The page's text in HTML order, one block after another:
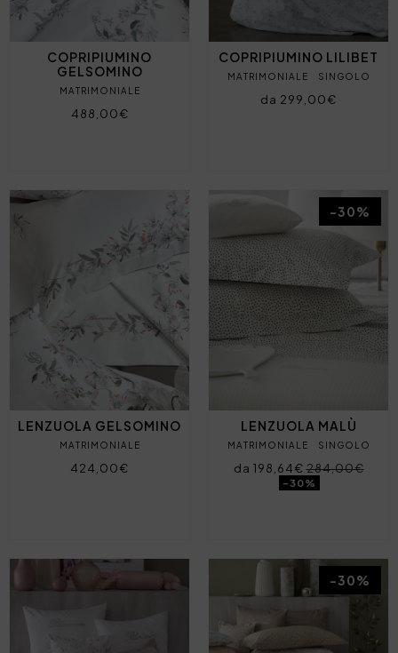
COPRIPIUMINO
GELSOMINO
MATRIMONIALE
488,00€
COPRIPIUMINO LILIBET
MATRIMONIALE SINGOLO
da 299,00€
LENZUOLA GELSOMINO
MATRIMONIALE
424,00€
LENZUOLA MALÙ
MATRIMONIALE SINGOLO
da 198,64€284,00€
-30%
-30%
-30%